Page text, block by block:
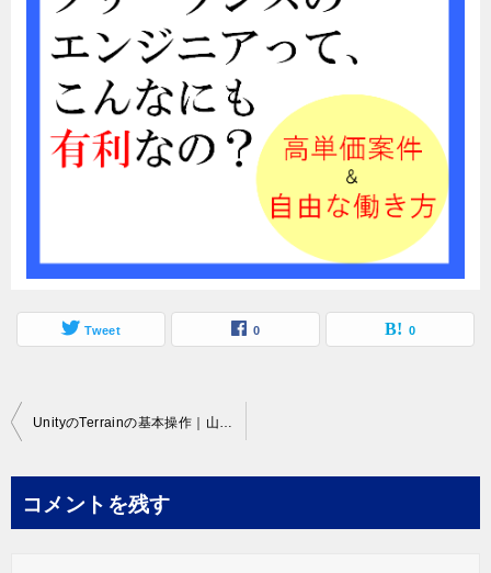
Tweet 0 0
投
ビ
UnityのTerrainの基本操作｜山や川などの地形を作成してみる！
コメントを残す